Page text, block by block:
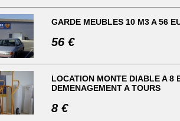
GARDE MEUBLES 10 M3 A 56
56 €
LOCATION MONTE DIABLE A 8
DEMENAGEMENT A TOURS
8 €